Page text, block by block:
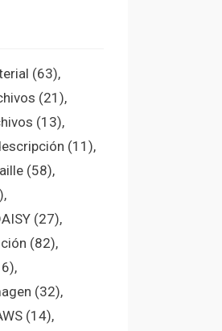
(63)
(21)
(13)
(11)
(58)
(27)
(82)
(32)
(14)